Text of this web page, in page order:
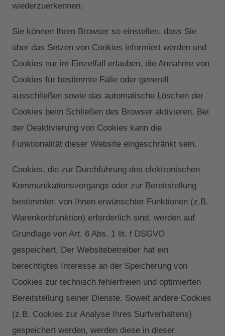
wiederzuerkennen.
Sie können Ihren Browser so einstellen, dass Sie
über das Setzen von Cookies informiert werden und
Cookies nur im Einzelfall erlauben, die Annahme von
Cookies für bestimmte Fälle oder generell
ausschließen sowie das automatische Löschen der
Cookies beim Schließen des Browser aktivieren. Bei
der Deaktivierung von Cookies kann die
Funktionalität dieser Website eingeschränkt sein.
Cookies, die zur Durchführung des elektronischen
Kommunikationsvorgangs oder zur Bereitstellung
bestimmter, von Ihnen erwünschter Funktionen (z.B.
Warenkorbfunktion) erforderlich sind, werden auf
Grundlage von Art. 6 Abs. 1 lit. f DSGVO
gespeichert. Der Websitebetreiber hat ein
berechtigtes Interesse an der Speicherung von
Cookies zur technisch fehlerfreien und optimierten
Bereitstellung seiner Dienste. Soweit andere Cookies
(z.B. Cookies zur Analyse Ihres Surfverhaltens)
gespeichert werden, werden diese in dieser